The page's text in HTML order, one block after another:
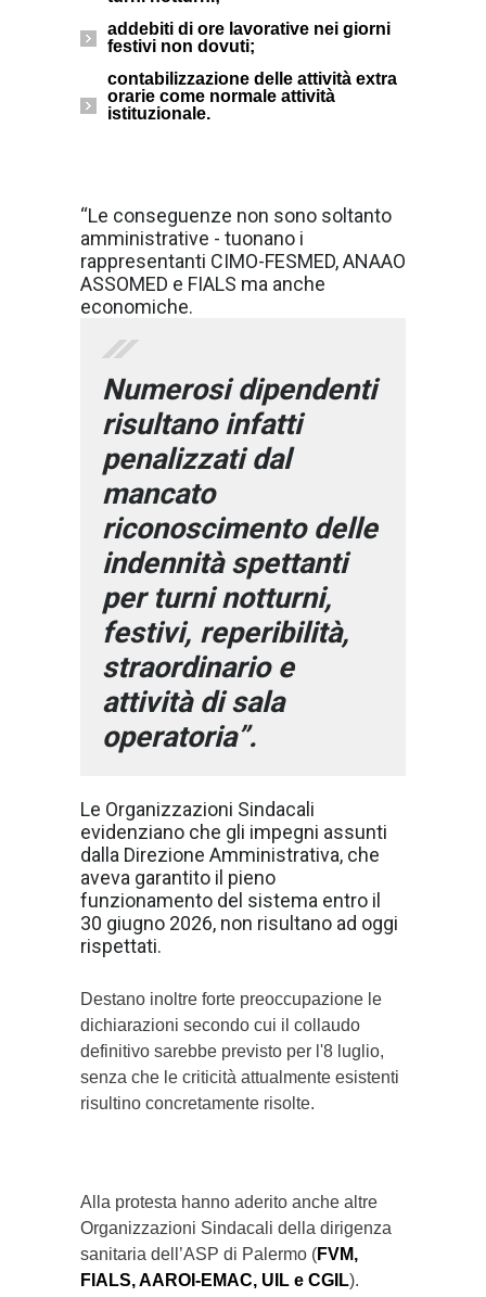
addebiti di ore lavorative nei giorni
festivi non dovuti;
contabilizzazione delle attività extra
orarie come normale attività
istituzionale.
“Le conseguenze non sono soltanto
amministrative - tuonano i
rappresentanti CIMO-FESMED, ANAAO
ASSOMED e FIALS ma anche
economiche.
Numerosi dipendenti
risultano infatti
penalizzati dal
mancato
riconoscimento delle
indennità spettanti
per turni notturni,
festivi, reperibilità,
straordinario e
attività di sala
operatoria”.
Le Organizzazioni Sindacali
evidenziano che gli impegni assunti
dalla Direzione Amministrativa, che
aveva garantito il pieno
funzionamento del sistema entro il
30 giugno 2026, non risultano ad oggi
rispettati.
Destano inoltre forte preoccupazione le
dichiarazioni secondo cui il collaudo
definitivo sarebbe previsto per l'8 luglio,
senza che le criticità attualmente esistenti
risultino concretamente risolte.
Alla protesta hanno aderito anche altre
Organizzazioni Sindacali della dirigenza
sanitaria dell’ASP di Palermo (FVM,
FIALS, AAROI-EMAC, UIL e CGIL).